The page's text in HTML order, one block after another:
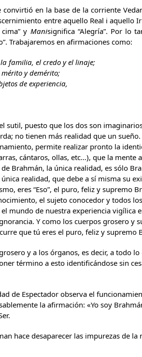
en la base de la corriente
entre aquello Real i aquello
y Manisignifica “Alegría”. Por lo
Trabajaremos en afirmaciones como:
familia, el credo y el linaje;
y demérito;
de experiencia,
sutil, puesto que los dos son
no tienen más realidad que un
permite realizar pronto la
cántaros, ollas, etc…), que la mente
Brahmán, la única realidad, es sólo
realidad, que debe a sí misma su
eres “Eso”, el puro, feliz y supremo
el sujeto conocedor y todos
mundo de nuestra experiencia vigílica
Y como los cuerpos grosero y
que tú eres el puro, feliz y supremo
y a los órganos, es decir, a todo
término a esto identificándose sin
de Espectador observa el
la afirmación: «Yo soy
hace desaparecer las impurezas de la